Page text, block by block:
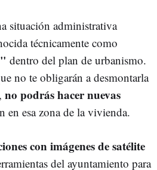
situación administrativa
técnicamente como
dentro del plan de urbanismo.
no te obligarán a desmontarla
no podrás hacer nuevas
en esa zona de la vivienda.
con imágenes de satélite
del ayuntamiento para